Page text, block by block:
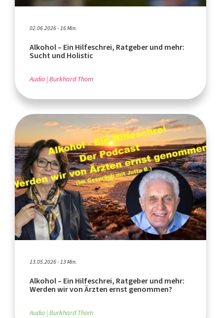
02.06.2026 - 16 Min.
Alkohol – Ein Hilfeschrei, Ratgeber und mehr:
Sucht und Holistic
Audio Burkhard Thom
13.05.2026 - 13 Min.
Alkohol – Ein Hilfeschrei, Ratgeber und mehr:
Werden wir von Ärzten ernst genommen?
Audio Burkhard Thom